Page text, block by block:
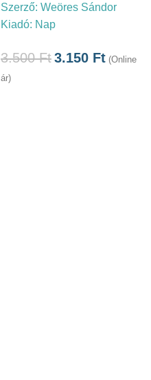
Szerző: Weöres Sándor
Kiadó: Nap
3.500Ft3.150 Ft (Online
ár)